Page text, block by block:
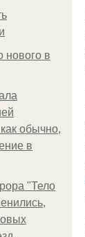
нового в
обычно,
в
"Тело